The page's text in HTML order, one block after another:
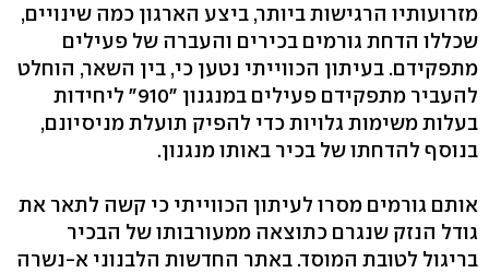
מזרועותיו הרגישות ביותר, ביצע הארגון כמה שינויים,
שכללו הדחת גורמים בכירים והעברה של פעילים
מתפקידם. בעיתון הכווייתי נטען כי, בין השאר, הוחלט
להעביר מתפקידם פעילים במנגנון "910" ליחידות
בעלות משימות גלויות כדי להפיק תועלת מניסיונם,
בנוסף להדחתו של בכיר באותו מנגנון.
אותם גורמים מסרו לעיתון הכווייתי כי קשה לתאר את
גודל הנזק שנגרם כתוצאה ממעורבותו של הבכיר
בריגול לטובת המוסד. באתר החדשות הלבנוני א-נשרה